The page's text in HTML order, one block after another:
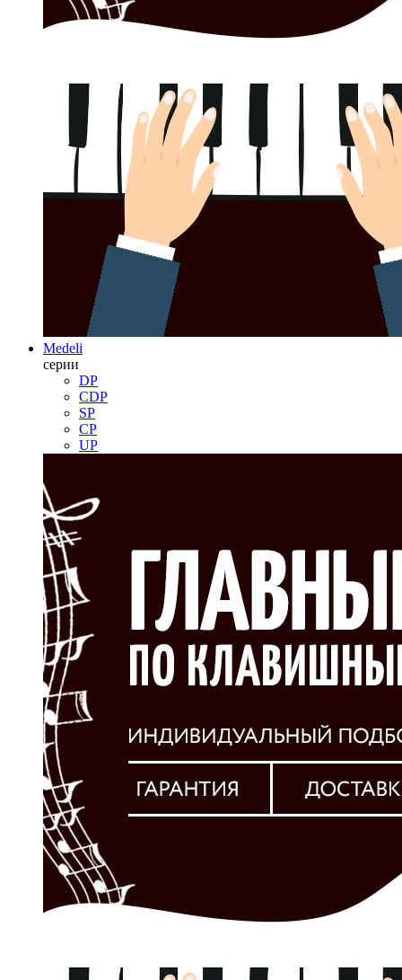
Medeli
серии
DP
CDP
SP
CP
UP